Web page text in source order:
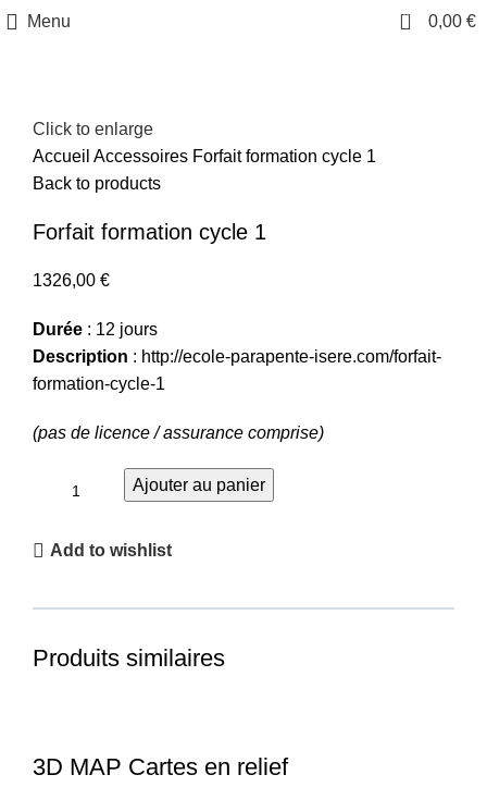
Menu 0 0,00 €
Click to enlarge
Accueil Accessoires Forfait formation cycle 1
Back to products
Forfait formation cycle 1
1326,00 €
Durée : 12 jours
Description : http://ecole-parapente-isere.com/forfait-
formation-cycle-1
(pas de licence / assurance comprise)
Ajouter au panier
Add to wishlist
Produits similaires
3D MAP Cartes en relief